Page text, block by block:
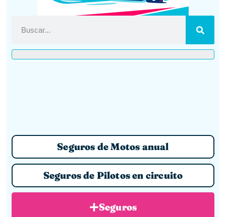
Seguros de Motos anual
Seguros de Pilotos en circuito
Seguros